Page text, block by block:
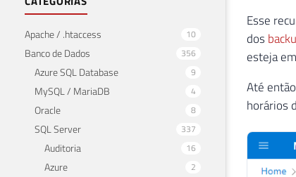
Apache / .htaccess 10
Banco de Dados 356
Azure SQL Database 9
MySQL / MariaDB 4
Oracle 8
SQL Server 337
Auditoria 16
Azure 2
Esse
dos
esteja
Até
horários